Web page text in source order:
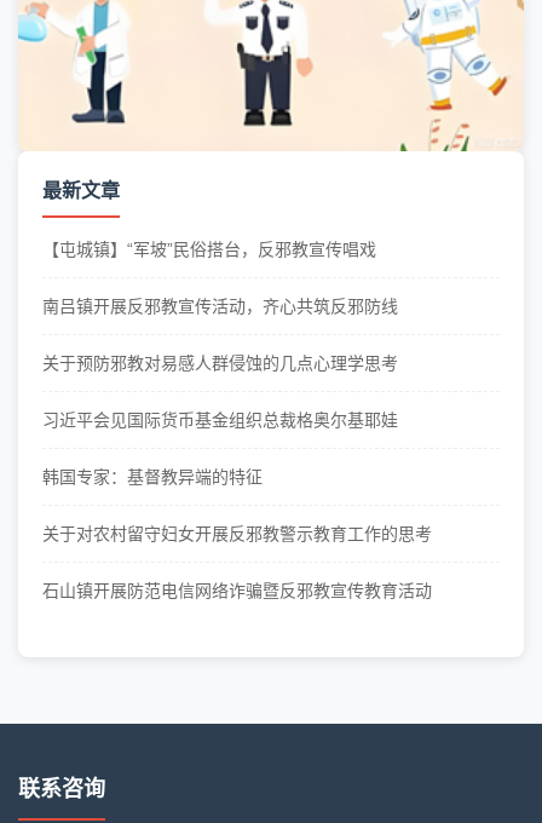
最新文章
【屯城镇】“军坡”民俗搭台，反邪教宣传唱戏
南吕镇开展反邪教宣传活动，齐心共筑反邪防线
关于预防邪教对易感人群侵蚀的几点心理学思考
习近平会见国际货币基金组织总裁格奥尔基耶娃
韩国专家：基督教异端的特征
关于对农村留守妇女开展反邪教警示教育工作的思考
石山镇开展防范电信网络诈骗暨反邪教宣传教育活动
联系咨询